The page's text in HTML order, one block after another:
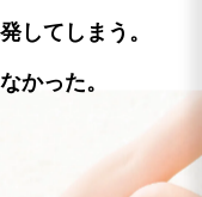
してしまう。
かった。